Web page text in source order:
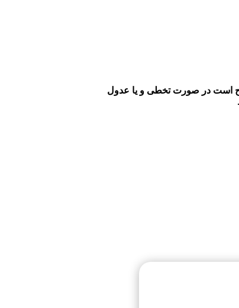
است در صورت تخطی و یا عدول